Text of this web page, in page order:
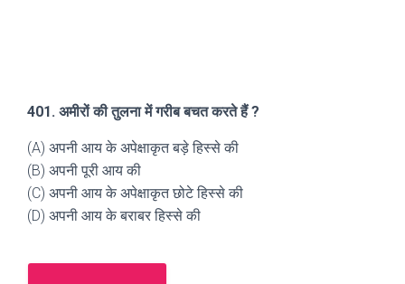
401. अमीरों की तुलना में गरीब बचत करते हैं ?
(A) अपनी आय के अपेक्षाकृत बड़े हिस्से की
(B) अपनी पूरी आय की
(C) अपनी आय के अपेक्षाकृत छोटे हिस्से की
(D) अपनी आय के बराबर हिस्से की